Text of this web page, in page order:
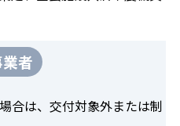
者
合は、交付対象外または制